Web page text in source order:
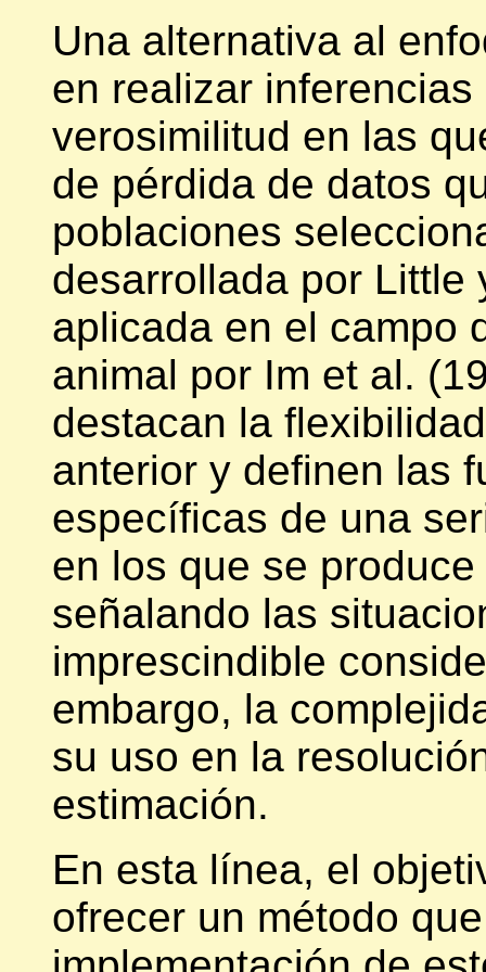
Una alternativa al
en realizar
verosimilitud en las
de pérdida de datos
poblaciones
desarrollada por Little
aplicada en el campo
animal por Im et al.
destacan la
anterior y definen las
específicas de una
en los que se
señalando las
imprescindible
embargo, la
su uso en la
estimación.
En esta línea, el
ofrecer un método